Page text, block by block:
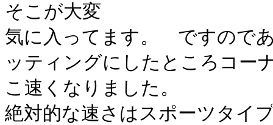
そこが大変
気に入ってます。 ですので
ッティングにしたところコー
こ速くなりました。
絶対的な速さはスポーツタイ